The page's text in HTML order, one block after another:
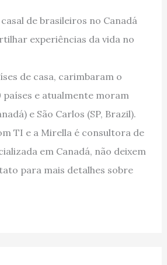
de brasileiros no Canadá
experiências da vida no
de casa, carimbaram o
países e atualmente moram
e São Carlos (SP, Brazil).
TI e a Mirella é consultora de
em Canadá, não deixem
para mais detalhes sobre